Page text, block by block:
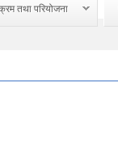
तथा परियोजना